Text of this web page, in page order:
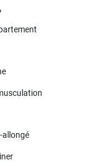
allongé